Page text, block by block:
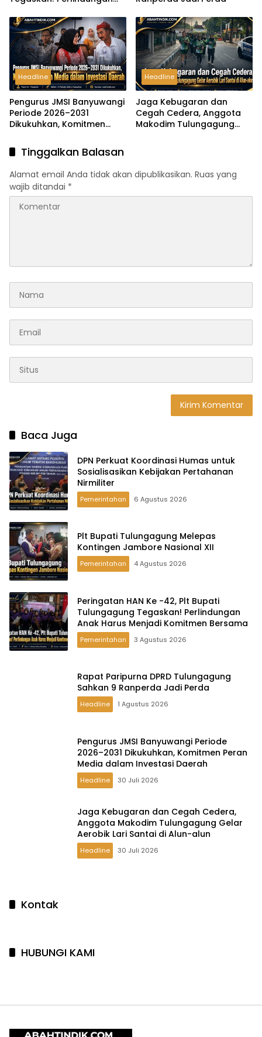
Komitmen Bersama
Headline
Pengurus JMSI Banyuwangi
Periode 2026–2031
Dikukuhkan, Komitmen
Investasi Daerah
Headline
Jaga Kebugaran dan
Cegah Cedera, Anggota
Makodim Tulungagung
Tinggalkan Balasan
Alamat email Anda tidak akan dipublikasikan. Ruas yang
wajib ditandai *
Baca Juga
DPN Perkuat Koordinasi Humas untuk
Sosialisasikan Kebijakan Pertahanan
Nirmiliter
Pemerintahan 6 Agustus 2026
Plt Bupati Tulungagung Melepas
Kontingen Jambore Nasional XII
Pemerintahan 4 Agustus 2026
Peringatan HAN Ke -42, Plt Bupati
Tulungagung Tegaskan! Perlindungan
Anak Harus Menjadi Komitmen Bersama
Pemerintahan 3 Agustus 2026
Rapat Paripurna DPRD Tulungagung
Sahkan 9 Ranperda Jadi Perda
Headline 1 Agustus 2026
Pengurus JMSI Banyuwangi Periode
2026–2031 Dikukuhkan, Komitmen Peran
Media dalam Investasi Daerah
Headline 30 Juli 2026
Jaga Kebugaran dan Cegah Cedera,
Anggota Makodim Tulungagung Gelar
Aerobik Lari Santai di Alun-alun
Headline 30 Juli 2026
Kontak
HUBUNGI KAMI